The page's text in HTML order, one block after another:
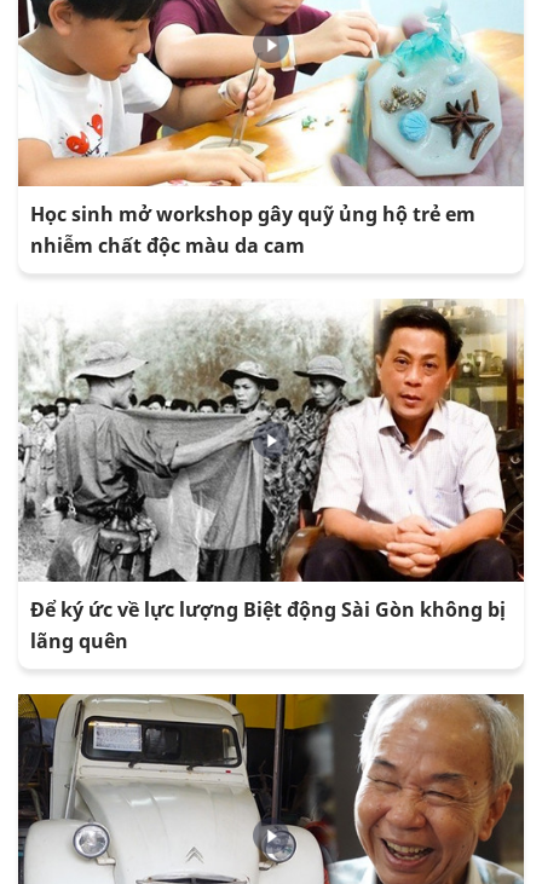
Học sinh mở workshop gây quỹ ủng hộ trẻ em
nhiễm chất độc màu da cam
Để ký ức về lực lượng Biệt động Sài Gòn không bị
lãng quên